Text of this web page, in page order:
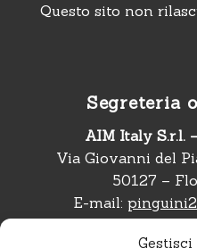
Gestisci
Questo sito non
Segreteria
AIM Italy S.r.l.
Via Giovanni del
50127 –
E-mail:
Telefono: